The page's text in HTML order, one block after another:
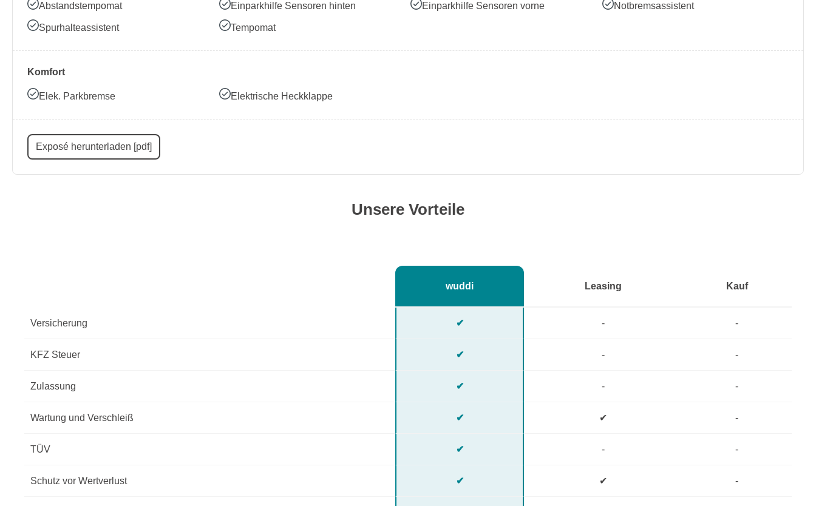
Abstandstempomat Einparkhilfe Sensoren hinten Einparkhilfe Sensoren vorne Notbremsassistent
Spurhalteassistent Tempomat
Komfort
Elek. Parkbremse Elektrische Heckklappe
Exposé herunterladen [pdf]
Unsere Vorteile
wuddi Leasing Kauf
Versicherung ✔ - -
KFZ Steuer ✔ - -
Zulassung ✔ - -
Wartung und Verschleiß ✔ ✔ -
TÜV ✔ - -
Schutz vor Wertverlust ✔ ✔ -